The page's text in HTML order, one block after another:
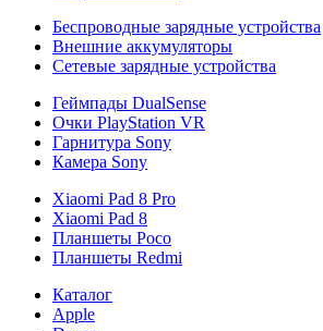
Беспроводные зарядные устройства
Внешние аккумуляторы
Сетевые зарядные устройства
Геймпады DualSense
Очки PlayStation VR
Гарнитура Sony
Камера Sony
Xiaomi Pad 8 Pro
Xiaomi Pad 8
Планшеты Poco
Планшеты Redmi
Каталог
Apple